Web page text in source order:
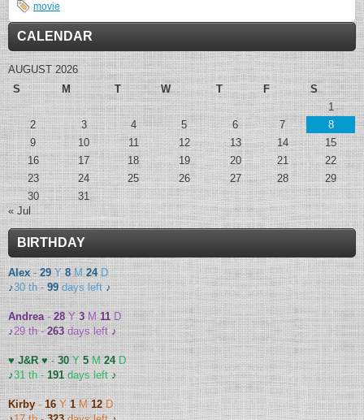
movie
CALENDAR
AUGUST 2026
S
M T W T F
S
1
2
3 4 5 6 7
8
9
10 11 12 13 14
15
16
17 18 19 20 21
22
23
24 25 26 27 28
29
30
31
« Jul
BIRTHDAY
Alex-29Y8M24D
♪30 th -99days left♪
Andrea-28Y3M11D
♪29 th -263days left ♪
♥ J&R ♥-30Y5M24D
♪31 th -191days left♪
Kirby-16Y1M12D